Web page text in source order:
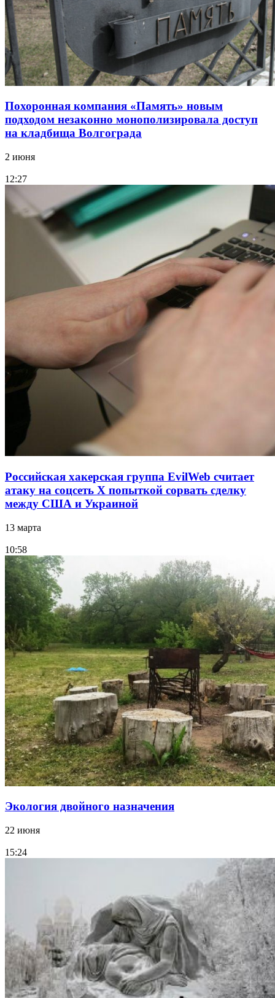
Похоронная компания «Память» новым
подходом незаконно монополизировала доступ
на кладбища Волгограда
2 июня
12:27
Российская хакерская группа EvilWeb считает
атаку на соцсеть Х попыткой сорвать сделку
между США и Украиной
13 марта
10:58
Экология двойного назначения
22 июня
15:24